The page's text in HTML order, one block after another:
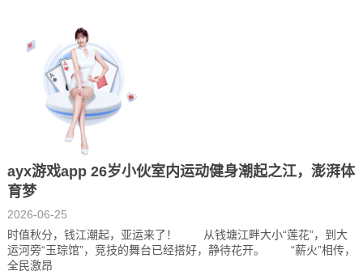
ayx游戏app 26岁小伙室内运动健身潮起之江，澎湃体
育梦
2026-06-25
时值秋分，钱江潮起，亚运来了！ 从钱塘江畔大小“莲花”，到大
运河旁“玉琮馆”，竞技的舞台已经搭好，静待花开。 “薪火”相传，
全民激昂